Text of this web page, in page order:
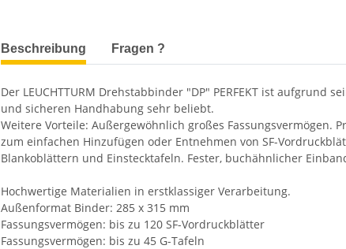
weitere Registerkarten anzeigen
Beschreibung Fragen ?
Der LEUCHTTURM Drehstabbinder "DP" PERFEKT ist aufgrund
und sicheren Handhabung sehr beliebt.
Weitere Vorteile: Außergewöhnlich großes Fassungsvermögen.
zum einfachen Hinzufügen oder Entnehmen von SF-
Blankoblättern und Einstecktafeln. Fester, buchähnlicher
Hochwertige Materialien in erstklassiger Verarbeitung.
Außenformat Binder: 285 x 315 mm
Fassungsvermögen: bis zu 120 SF-Vordruckblätter
Fassungsvermögen: bis zu 45 G-Tafeln